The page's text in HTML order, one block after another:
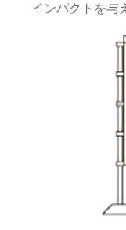
インパクトを与